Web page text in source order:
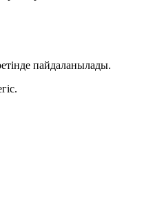
пайдаланылады.